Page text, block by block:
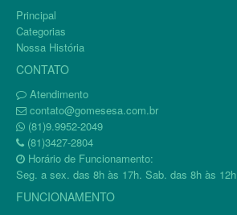
Principal
Categorias
Nossa História
CONTATO
Atendimento
contato@gomesesa.com.br
(81)9.9952-2049
(81)3427-2804
Horário de Funcionamento:
Seg. a sex. das 8h às 17h. Sab. das 8h às 12h
FUNCIONAMENTO